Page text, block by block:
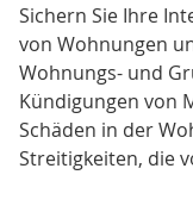
Sichern Sie Ihre
von Wohnungen
Wohnungs- und
Kündigungen von
Schäden in der
Streitigkeiten, die